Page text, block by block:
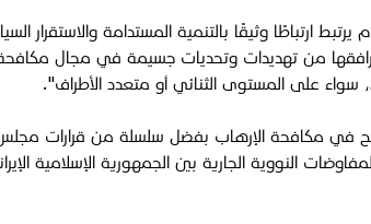
يرتبط ارتباطًا وثيقًا بالتنمية المستدامة
رافقها من تهديدات وتحديات جسيمة في مجال مكافحة
على المستوى الثنائي أو متعدد الأطراف".
في مكافحة الإرهاب بفضل سلسلة من قرارات مجلس
النووية الجارية بين الجمهورية الإسلامية